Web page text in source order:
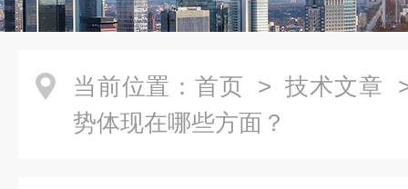
当前位置： 首页 > 技术文章
势体现在哪些方面？